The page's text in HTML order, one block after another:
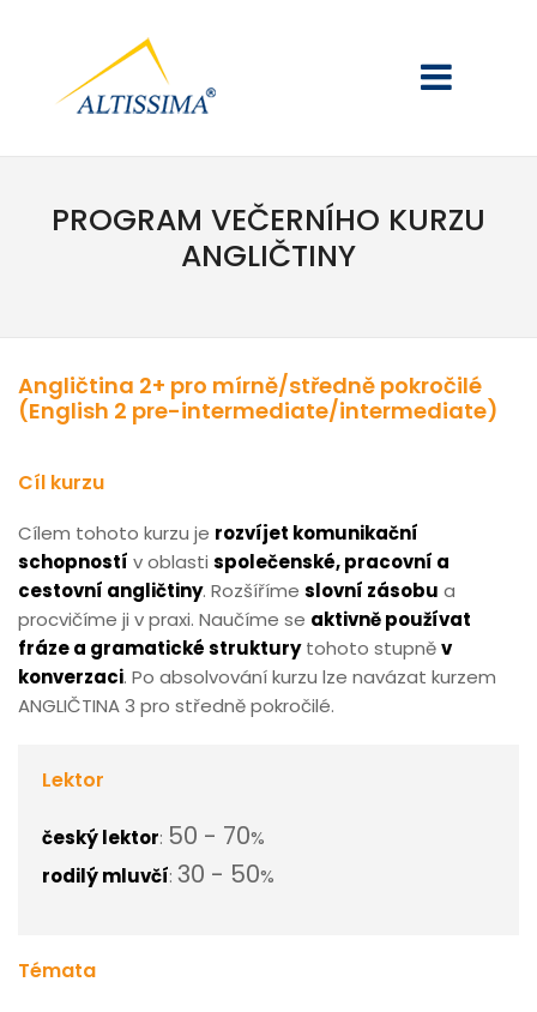
PROGRAM VEČERNÍHO KURZU
ANGLIČTINY
Angličtina 2+ pro mírně/středně pokročilé
(English 2 pre-intermediate/intermediate)
Cíl kurzu
Cílem tohoto kurzu je rozvíjet komunikační
schopností v oblasti společenské, pracovní a
cestovní angličtiny. Rozšíříme slovní zásobu a
procvičíme ji v praxi. Naučíme se aktivně používat
fráze a gramatické strukturytohoto stupněv
konverzaci. Po absolvování kurzu lze navázat kurzem
ANGLIČTINA 3 pro středně pokročilé.
Lektor
český lektor: 50 - 70%
rodilý mluvčí: 30 - 50%
Témata